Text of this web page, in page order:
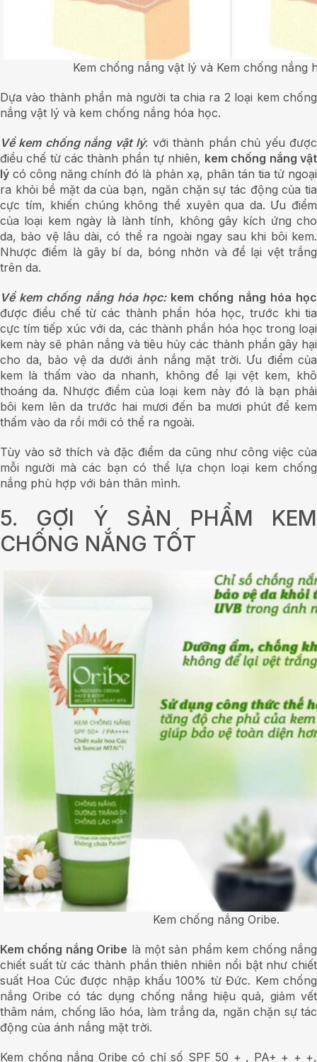
Kem chống nắng vật lý và Kem chống nắng
Dựa vào thành phần mà người ta chia ra 2 loại kem chống
nắng vật lý và kem chống nắng hóa học.
Về kem chống nắng vật lý: với thành phần chủ yếu được
điều chế từ các thành phần tự nhiên, kem chống nắng vật
lý có công năng chính đó là phản xạ, phân tán tia tử ngoại
ra khỏi bề mặt da của bạn, ngăn chặn sự tác động của tia
cực tím, khiến chúng không thể xuyên qua da. Ưu điểm
của loại kem ngày là lành tính, không gây kích ứng cho
da, bảo vệ lâu dài, có thể ra ngoài ngay sau khi bôi kem.
Nhược điểm là gây bí da, bóng nhờn và để lại vệt trắng
trên da.
Về kem chống nắng hóa học: kem chống nắng hóa học
được điều chế từ các thành phần hóa học, trước khi tia
cực tím tiếp xúc với da, các thành phần hóa học trong loại
kem này sẽ phản nắng và tiêu hủy các thành phần gây hại
cho da, bảo vệ da dưới ánh nắng mặt trời. Ưu điểm của
kem là thấm vào da nhanh, không để lại vệt kem, khô
thoáng da. Nhược điểm của loại kem này đó là bạn phải
bôi kem lên da trước hai mươi đến ba mươi phút để kem
thấm vào da rồi mới có thể ra ngoài.
Tùy vào sở thích và đặc điểm da cũng như công việc của
mỗi người mà các bạn có thể lựa chọn loại kem chống
nắng phù hợp với bản thân mình.
5. GỢI Ý SẢN PHẨM KEM
CHỐNG NẮNG TỐT
Kem chống nắng Oribe.
Kem chống nắng Oribe là một sản phẩm kem chống nắng
chiết suất từ các thành phần thiên nhiên nổi bật như chiết
suất Hoa Cúc được nhập khẩu 100% từ Đức. Kem chống
nắng Oribe có tác dụng chống nắng hiệu quả, giảm vết
thâm nám, chống lão hóa, làm trắng da, ngăn chặn sự tác
động của ánh nắng mặt trời.
Kem chống nắng Oribe có chỉ số SPF 50 + , PA+ + + +,